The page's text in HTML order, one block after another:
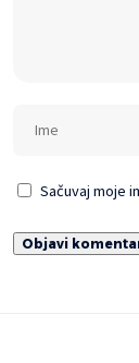
Sačuvaj moje